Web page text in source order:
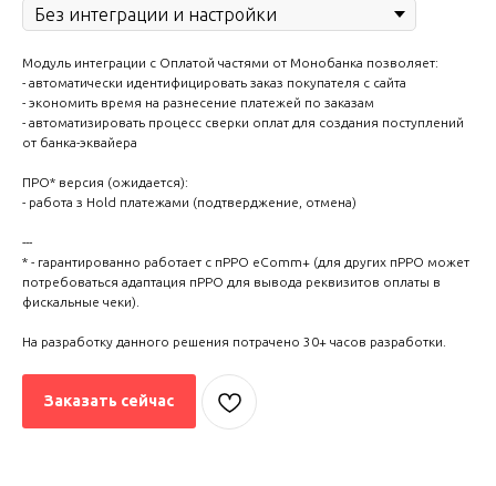
Модуль интеграции с Оплатой частями от Монобанка позволяет:
- автоматически идентифицировать заказ покупателя с сайта
- экономить время на разнесение платежей по заказам
- автоматизировать процесс сверки оплат для создания поступлений
от банка-эквайера
ПРО* версия (ожидается):
- работа з Hold платежами (подтверджение, отмена)
---
* - гарантированно работает с пРРО eComm+ (для других пРРО может
потребоваться адаптация пРРО для вывода реквизитов оплаты в
фискальные чеки).
На разработку данного решения потрачено 30+ часов разработки.
Заказать сейчас